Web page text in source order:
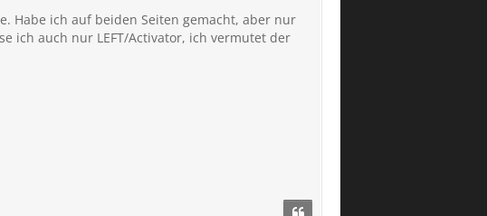
Habe ich auf beiden Seiten gemacht, aber nur
ich auch nur LEFT/Activator, ich vermutet der